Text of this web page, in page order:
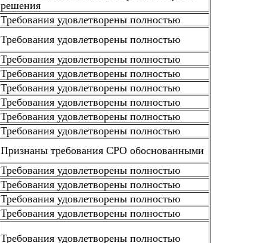
решения
Требования удовлетворены полностью
Требования удовлетворены полностью
Требования удовлетворены полностью
Требования удовлетворены полностью
Требования удовлетворены полностью
Требования удовлетворены полностью
Требования удовлетворены полностью
Требования удовлетворены полностью
Признаны требования СРО обоснованными
Требования удовлетворены полностью
Требования удовлетворены полностью
Требования удовлетворены полностью
Требования удовлетворены полностью
Требования удовлетворены полностью